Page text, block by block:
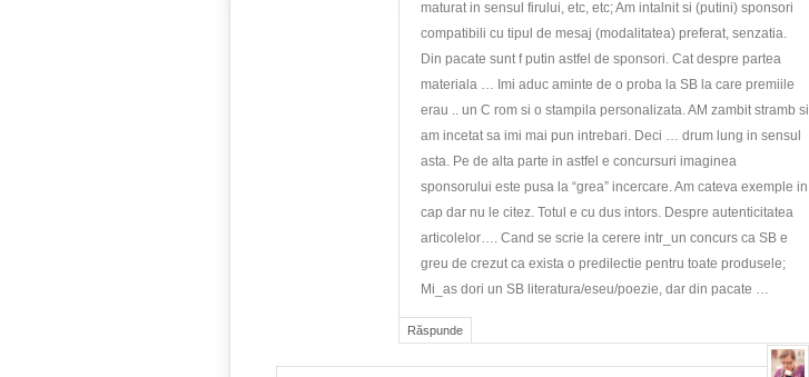
Răspunde
maturat in sensul firului, etc, etc; Am intalnit si (putini) sponsori
compatibili cu tipul de mesaj (modalitatea) preferat, senzatia.
Din pacate sunt f putin astfel de sponsori. Cat despre partea
materiala … Imi aduc aminte de o proba la SB la care premiile
erau .. un C rom si o stampila personalizata. AM zambit stramb si
am incetat sa imi mai pun intrebari. Deci … drum lung in sensul
asta. Pe de alta parte in astfel e concursuri imaginea
sponsorului este pusa la “grea” incercare. Am cateva exemple in
cap dar nu le citez. Totul e cu dus intors. Despre autenticitatea
articolelor…. Cand se scrie la cerere intr_un concurs ca SB e
greu de crezut ca exista o predilectie pentru toate produsele;
Mi_as dori un SB literatura/eseu/poezie, dar din pacate …